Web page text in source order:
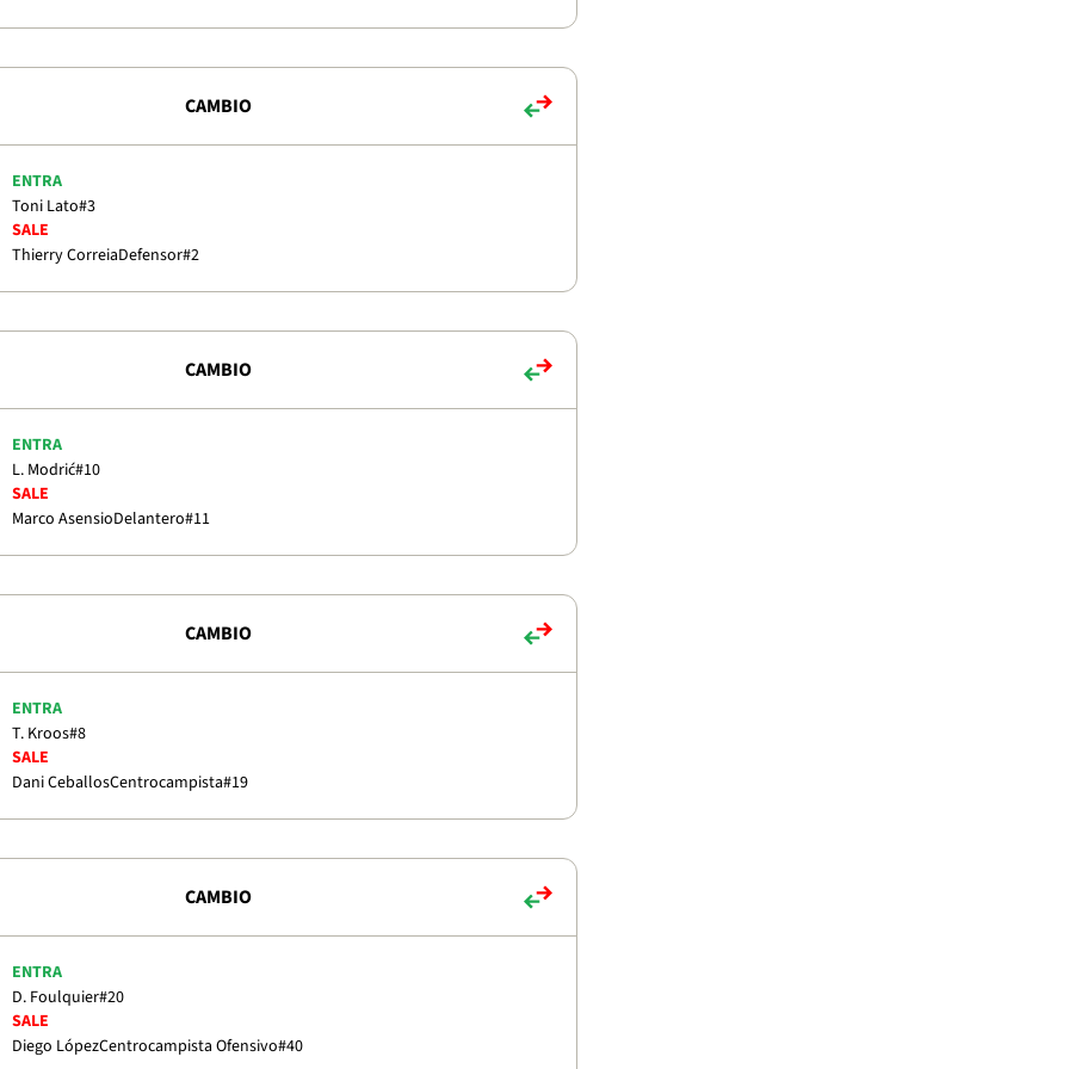
CAMBIO
ENTRA
Toni Lato#3
SALE
Thierry CorreiaDefensor#2
CAMBIO
ENTRA
L. Modrić#10
SALE
Marco AsensioDelantero#11
CAMBIO
ENTRA
T. Kroos#8
SALE
Dani CeballosCentrocampista#19
CAMBIO
ENTRA
D. Foulquier#20
SALE
Diego LópezCentrocampista Ofensivo#40